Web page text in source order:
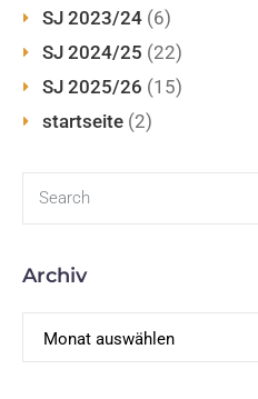
SJ 2023/24 (6)
SJ 2024/25 (22)
SJ 2025/26 (15)
startseite (2)
Archiv